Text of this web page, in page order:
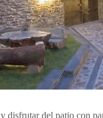
disfrutar del patio con